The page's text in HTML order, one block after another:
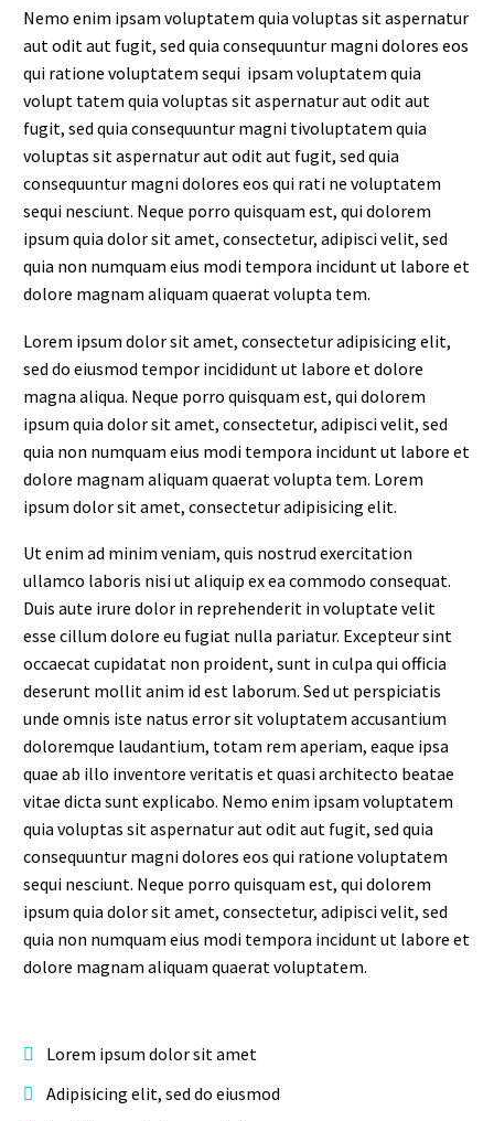
Nemo enim ipsam voluptatem quia voluptas sit aspernatur
aut odit aut fugit, sed quia consequuntur magni dolores eos
qui ratione voluptatem sequi ipsam voluptatem quia
volupt tatem quia voluptas sit aspernatur aut odit aut
fugit, sed quia consequuntur magni tivoluptatem quia
voluptas sit aspernatur aut odit aut fugit, sed quia
consequuntur magni dolores eos qui rati ne voluptatem
sequi nesciunt. Neque porro quisquam est, qui dolorem
ipsum quia dolor sit amet, consectetur, adipisci velit, sed
quia non numquam eius modi tempora incidunt ut labore et
dolore magnam aliquam quaerat volupta tem.
Lorem ipsum dolor sit amet, consectetur adipisicing elit,
sed do eiusmod tempor incididunt ut labore et dolore
magna aliqua. Neque porro quisquam est, qui dolorem
ipsum quia dolor sit amet, consectetur, adipisci velit, sed
quia non numquam eius modi tempora incidunt ut labore et
dolore magnam aliquam quaerat volupta tem. Lorem
ipsum dolor sit amet, consectetur adipisicing elit.
Ut enim ad minim veniam, quis nostrud exercitation
ullamco laboris nisi ut aliquip ex ea commodo consequat.
Duis aute irure dolor in reprehenderit in voluptate velit
esse cillum dolore eu fugiat nulla pariatur. Excepteur sint
occaecat cupidatat non proident, sunt in culpa qui officia
deserunt mollit anim id est laborum. Sed ut perspiciatis
unde omnis iste natus error sit voluptatem accusantium
doloremque laudantium, totam rem aperiam, eaque ipsa
quae ab illo inventore veritatis et quasi architecto beatae
vitae dicta sunt explicabo. Nemo enim ipsam voluptatem
quia voluptas sit aspernatur aut odit aut fugit, sed quia
consequuntur magni dolores eos qui ratione voluptatem
sequi nesciunt. Neque porro quisquam est, qui dolorem
ipsum quia dolor sit amet, consectetur, adipisci velit, sed
quia non numquam eius modi tempora incidunt ut labore et
dolore magnam aliquam quaerat voluptatem.
Lorem ipsum dolor sit amet
Adipisicing elit, sed do eiusmod